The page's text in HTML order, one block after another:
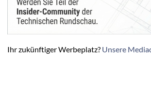
Ihr zukünftiger Werbeplatz? Unsere